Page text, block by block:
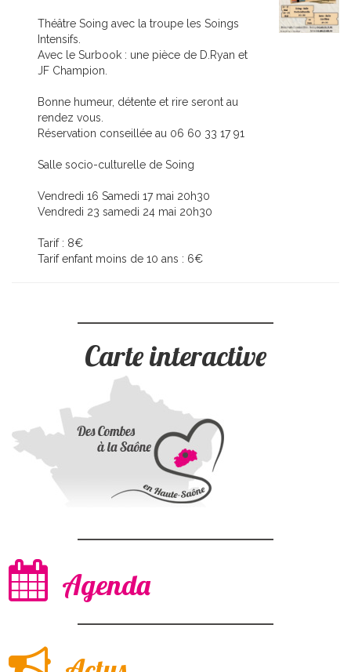
Théâtre Soing avec la troupe les Soings
Intensifs.
Avec le Surbook : une pièce de D.Ryan et
JF Champion.
Bonne humeur, détente et rire seront au
rendez vous.
Réservation conseillée au 06 60 33 17 91
Salle socio-culturelle de Soing
Vendredi 16 Samedi 17 mai 20h30
Vendredi 23 samedi 24 mai 20h30
Tarif : 8€
Tarif enfant moins de 10 ans : 6€
Carte interactive
Agenda